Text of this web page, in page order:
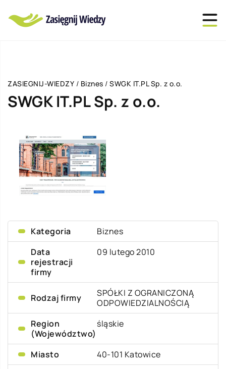
ZASIEGNIJ-WIEDZY / Biznes / SWGK IT.PL Sp. z o.o.
SWGK IT.PL Sp. z o.o.
Kategoria
Biznes
Data
rejestracji
firmy
09 lutego 2010
Rodzaj firmy
SPÓŁKI Z OGRANICZONĄ
ODPOWIEDZIALNOŚCIĄ
Region
(Województwo)
śląskie
Miasto
40-101 Katowice